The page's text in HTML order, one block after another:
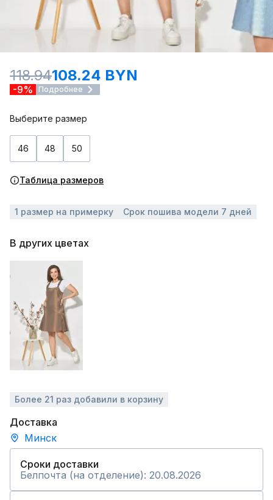
118.94108.24 BYN
-9% Подробнее
Выберите размер
46 48 50
Таблица размеров
1 размер на примерку Срок пошива модели 7 дней
В других цветах
Более 21 раз добавили в корзину
Доставка
Минск
Сроки доставки
Белпочта (на отделение): 20.08.2026